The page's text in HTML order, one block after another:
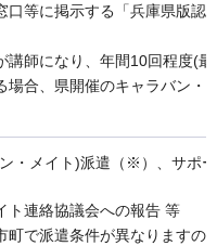
口等に掲示する「兵庫県版認
講師になり、年間10回程度(
場合、県開催のキャラバン
・メイト)派遣（※）、サポ
ト連絡協議会への報告 等
町で派遣条件が異なりますの